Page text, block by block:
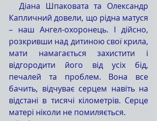
  Діана Шпаковата та Олександр
Капличний довели, що рідна матуся
– наш Ангел-охоронець. І дійсно,
розкривши над дитиною свої крила,
мати намагається захистити і
відгородити його від усіх бід,
печалей та проблем. Вона все
бачить, відчуває серцем навіть на
відстані в тисячі кілометрів. Серце
матері ніколи не помиляється.